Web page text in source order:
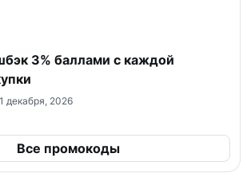
3% баллами с каждой
декабря, 2026
Все промокоды